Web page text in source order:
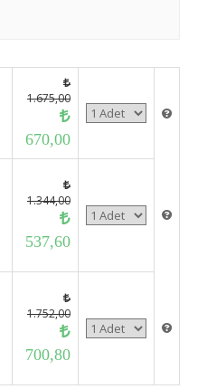
1.675,00
670,00
1.344,00
537,60
1.752,00
700,80